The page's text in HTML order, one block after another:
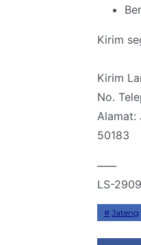
Kirim
Kirim
No.
Alamat:
50183
LS-
Jateng